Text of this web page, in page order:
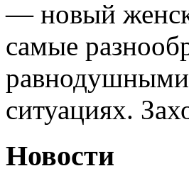
— новый
самые
ситуациях.
Новости